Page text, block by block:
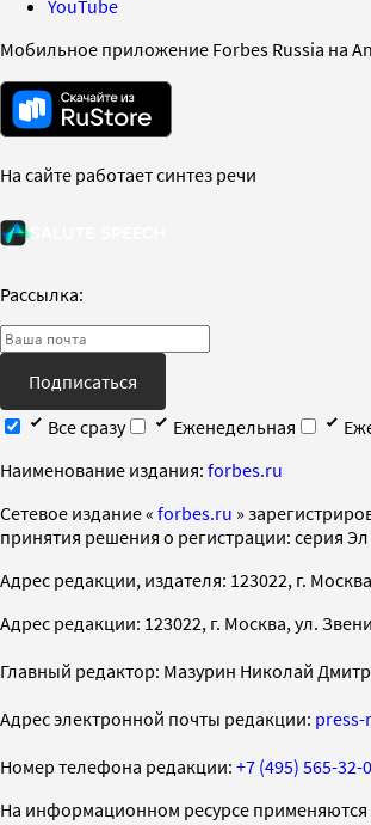
YouTube
Мобильное приложение Forbes Russia на
На сайте работает синтез речи
Рассылка:
Подписаться
Все сразу
Еженедельная
Наименование издания: forbes.ru
Cетевое издание « forbes.ru »
принятия решения о регистрации: серия
Адрес редакции, издателя: 123022, г.
Адрес редакции: 123022, г. Москва, ул.
Главный редактор: Мазурин Николай
Адрес электронной почты редакции: press-
Номер телефона редакции: +7 (495) 565-32-
На информационном ресурсе